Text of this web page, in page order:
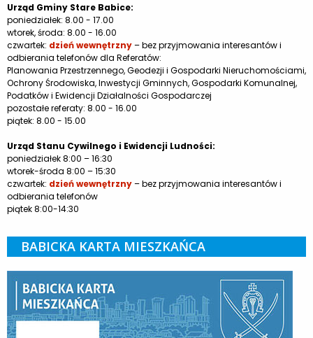
Urząd Gminy Stare Babice:
poniedziałek: 8.00 - 17.00
wtorek, środa: 8.00 - 16.00
czwartek: dzień wewnętrzny– bez przyjmowania interesantów i
odbierania telefonów dla Referatów:
Planowania Przestrzennego, Geodezji i Gospodarki Nieruchomościami,
Ochrony Środowiska, Inwestycji Gminnych, Gospodarki Komunalnej,
Podatków i Ewidencji Działalności Gospodarczej
pozostałe referaty: 8.00 - 16.00
piątek: 8.00 - 15.00
Urząd Stanu Cywilnego i Ewidencji Ludności:
poniedziałek 8:00 – 16:30
wtorek-środa 8:00 – 15:30
czwartek: dzień wewnętrzny– bez przyjmowania interesantów i
odbierania telefonów
piątek 8:00-14:30
BABICKA KARTA MIESZKAŃCA